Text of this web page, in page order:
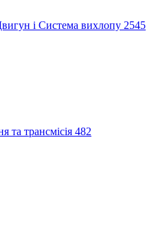
і Система вихлопу 2545
та трансмісія 482